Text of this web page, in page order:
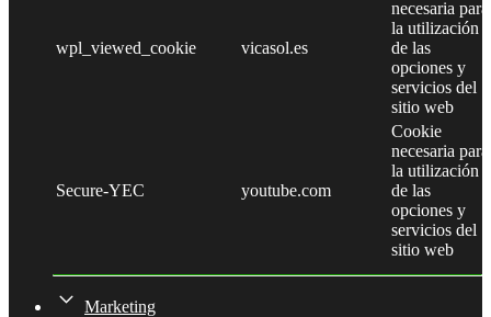
wpl_viewed_cookie vicasol.es
necesaria para
la utilización
de las
opciones y
servicios del
sitio web
Secure-YEC youtube.com
Cookie
necesaria para
la utilización
de las
opciones y
servicios del
sitio web
Marketing